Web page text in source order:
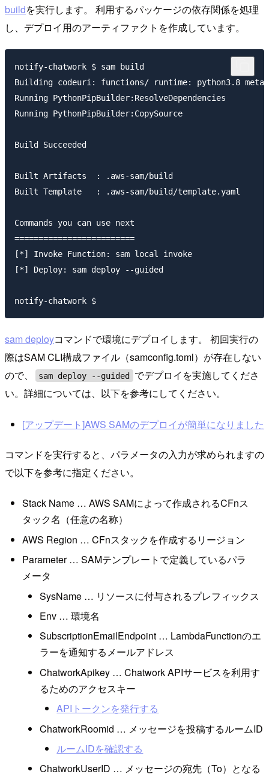
buildを実行します。 利用するパッケージの依存関係を処理
し、デプロイ用のアーティファクトを作成しています。
notify-chatwork $ sam build
Building codeuri: functions/ runtime: python3.8
Running PythonPipBuilder:ResolveDependencies
Running PythonPipBuilder:CopySource
Build Succeeded
Built Artifacts  : .aws-sam/build
Built Template   : .aws-sam/build/template.yaml
Commands you can use next
=========================
[*] Invoke Function: sam local invoke
[*] Deploy: sam deploy --guided
sam deployコマンドで環境にデプロイします。 初回実行の
際はSAM CLI構成ファイル（samconfig.toml）が存在しない
ので、
sam deploy --guided でデプロイを実施してくださ
い。詳細については、以下を参考にしてください。
[アップデート]AWS SAMのデプロイが簡単になりました
コマンドを実行すると、パラメータの入力が求められますの
で以下を参考に指定ください。
Stack Name … AWS SAMによって作成されるCFnス
タック名（任意の名称）
AWS Region … CFnスタックを作成するリージョン
Parameter … SAMテンプレートで定義しているパラ
メータ
SysName … リソースに付与されるプレフィックス
Env … 環境名
SubscriptionEmailEndpoint … LambdaFunctionのエ
ラーを通知するメールアドレス
ChatworkApikey … Chatwork APIサービスを利用す
るためのアクセスキー
APIトークンを発行する
ChatworkRoomid … メッセージを投稿するルームID
ルームIDを確認する
ChatworkUserID … メッセージの宛先（To）となる